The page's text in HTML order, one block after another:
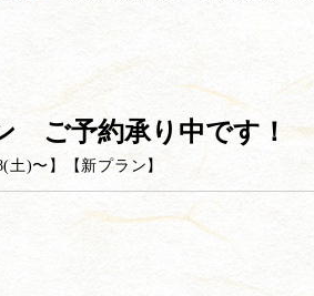
ご予約承り中です！
土)〜】 【 新プラン 】